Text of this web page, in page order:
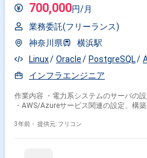
700,000円/月
業務委託(フリーランス)
神奈川県
横浜駅
Linux
Oracle PostgreSQL
インフラエンジニア
作業内容 ・電力系システムのサーバの
・AWS/Azureサービス関連の設定、構
3年前・ 提供元: フリコン